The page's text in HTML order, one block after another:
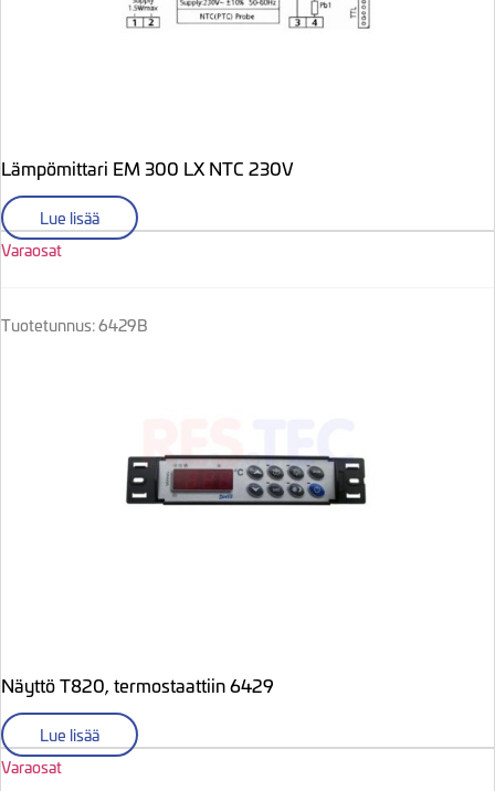
Lämpömittari EM 300 LX NTC 230V
Lue lisää
Varaosat
Tuotetunnus: 6429B
Näyttö T820, termostaattiin 6429
Lue lisää
Varaosat